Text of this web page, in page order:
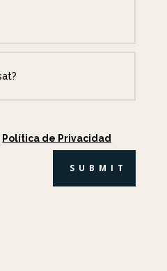
Política de Privacidad
SUBMIT